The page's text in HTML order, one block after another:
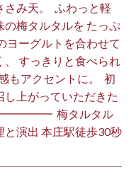
み天。 ⁡ ふわっと軽
の梅タルタルを たっぷ
ヨーグルトを合わせて
、 すっきりと食べられ
もアクセントに。 ⁡ 初
上がっていただきた
梅タルタル
演出 本庄駅徒歩30秒